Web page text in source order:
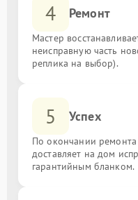
4 Ремонт
Мастер
неисправную часть
реплика на выбор).
5 Успех
По окончании
доставляет на дом
гарантийным бланком.